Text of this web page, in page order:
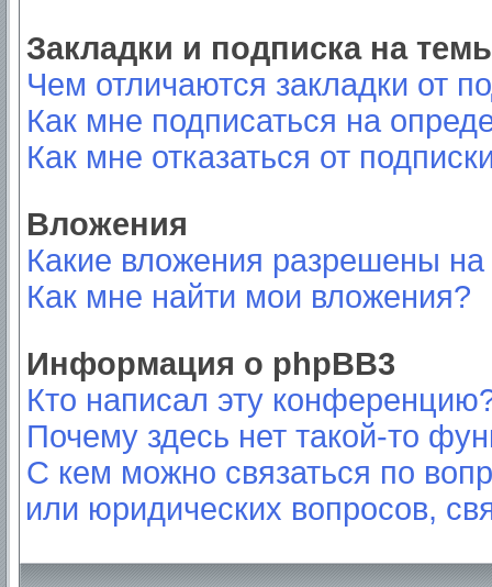
Закладки и подписка на
Чем отличаются закладки от
Как мне подписаться на
Как мне отказаться от
Вложения
Какие вложения разрешены
Как мне найти мои вложения?
Информация о phpBB3
Кто написал эту
Почему здесь нет такой-то
С кем можно связаться по
или юридических вопросов,